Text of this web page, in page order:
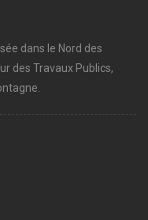
dans le Nord des
des Travaux Publics,